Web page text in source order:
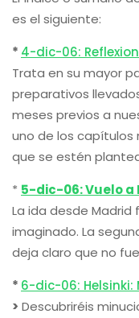
es el siguiente:
* 4-dic-06:
Trata en su mayor
preparativos
meses previos a
uno de los capítulos
que se estén
* 5-dic-06: Vuelo a
La ida desde
imaginado. La
deja claro que no
* 6-dic-06:
> Descubriréis